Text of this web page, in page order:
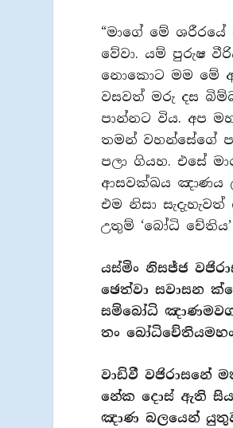
“මාගේ මේ
වේවා. යම් පුරුෂ
නොකොට මම මේ
වසවත් මරු දස
පාන්නට විය. අප
තමන් වහන්සේගේ
පලා ගියහ. එසේ
ආසවක්ඛය ඤාණය
එම නිසා
උතුම් ‘බෝධි
යස්මිං නිසජ්ජ
ඡෙත්වා සවාසන
සම්බෝධි
තං
වාඩිවී වජිරාසනේ
නේක දොස් ඇති
ඤාණ බලයෙන්